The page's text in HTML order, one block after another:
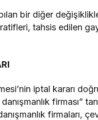
bir diğer
tahsis edilen
iptal kararı
firması”
firmaları,